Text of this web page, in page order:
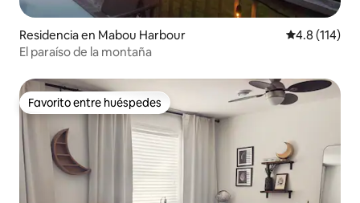
Residencia en Mabou Harbour Calificación
4.8 (114)
El paraíso de la montaña
Favorito entre huéspedes
Favorito entre huéspedes